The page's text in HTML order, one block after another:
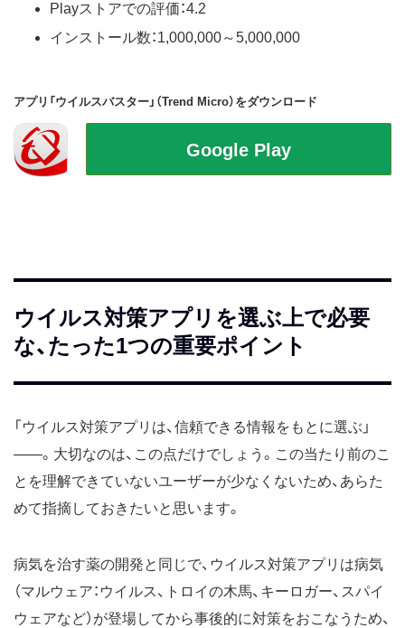
Playストアでの評価：4.2
インストール数：1,000,000～5,000,000
アプリ「ウイルスバスター」（Trend Micro）をダウンロード
ウイルス対策アプリを選ぶ上で必要
な、たった1つの重要ポイント
「ウイルス対策アプリは、信頼できる情報をもとに選ぶ」
――。大切なのは、この点だけでしょう。この当たり前のこ
とを理解できていないユーザーが少なくないため、あらた
めて指摘しておきたいと思います。
病気を治す薬の開発と同じで、ウイルス対策アプリは病気
（マルウェア：ウイルス、トロイの木馬、キーロガー、スパイ
ウェアなど）が登場してから事後的に対策をおこなうため、